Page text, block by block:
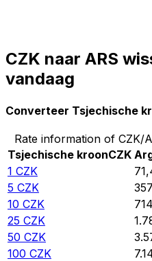
CZK naar ARS
vandaag
Converteer Tsjechische
Rate information of CZK/
Tsjechische kroonCZK
1 CZK
5 CZK
10 CZK
25 CZK
50 CZK
100 CZK